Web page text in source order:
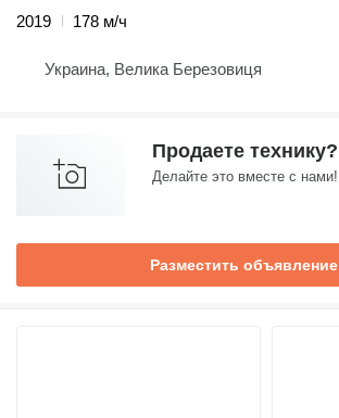
2019
178 м/ч
Украина, Велика Березовиця
Продаете технику?
Делайте это вместе с нами!
Разместить объявление